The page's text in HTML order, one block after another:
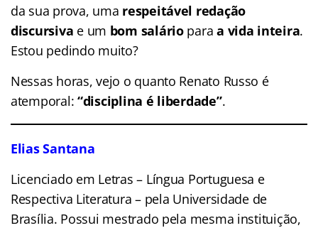
da sua prova, uma respeitável redação
discursiva e um bom salárioparaa vida inteira.
Estou pedindo muito?
Nessas horas, vejo o quanto Renato Russo é
atemporal:“disciplina é liberdade”.
Elias Santana
Licenciado em Letras – Língua Portuguesa e
Respectiva Literatura – pela Universidade de
Brasília. Possui mestrado pela mesma instituição,